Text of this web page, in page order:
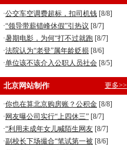
·公交车空调费超标，扣司机钱 [8/8]
·“领导带薪错峰休假”引热议 [8/7]
·暑期电影，为何“打不过就跑 [8/7]
·法院认为“老登”属年龄贬损 [8/6]
·单位该不该介入公职人员社会 [8/5]
北京网站制作 更多>>
·你也在算北京购房账？公积金 [8/8]
· 网友曝公司实行“上四休三” [8/7]
·“利用未成年女儿喊陌生网友 [8/7]
·副校长下场撮合“笔试第一被 [8/6]